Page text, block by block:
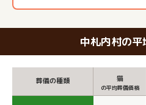
中札内村の平
葬儀の種類 猫
の平均葬儀価格